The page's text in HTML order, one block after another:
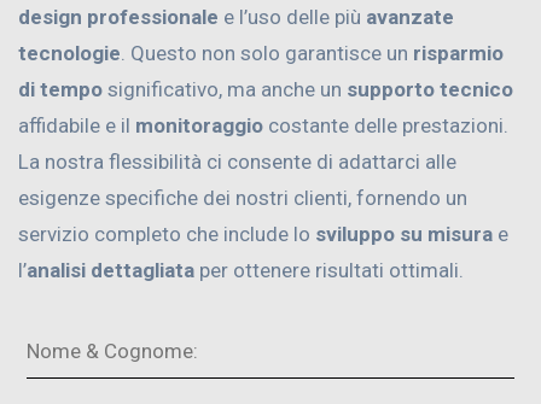
design professionale e l’uso delle più avanzate
tecnologie . Questo non solo garantisce un risparmio
di tempo significativo, ma anche un supporto tecnico
affidabile e il monitoraggio costante delle prestazioni.
La nostra flessibilità ci consente di adattarci alle
esigenze specifiche dei nostri clienti, fornendo un
servizio completo che include lo sviluppo su misura e
l’analisi dettagliata per ottenere risultati ottimali.